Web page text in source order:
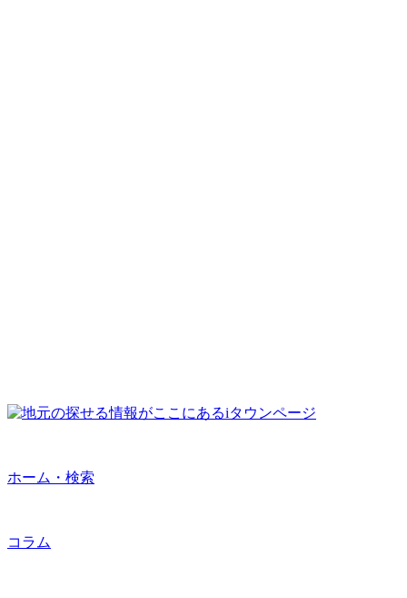
ホーム・検索
コラム